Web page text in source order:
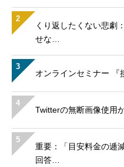
2
くり返したくない悲劇
せな…
3
オンラインセミナー 『
4
Twitterの無断画像使用
5
重要：「目安料金の逓
回答…